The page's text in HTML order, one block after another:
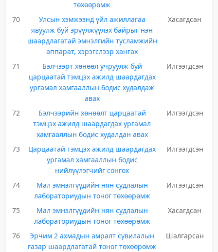
төхөөрөмж
70
Улсын хэмжээнд үйл ажиллагаа
явуулж буй эрүүлжүүлэх байрыг нэн
шаардлагатай эмнэлгийн тусламжийн
аппарат, хэрэгслээр хангах
Хасагдсан
71
Бэлчээрт хөнөөл учруулж буй
царцаатай тэмцэх ажилд шаардагдах
ургамал хамгааллын бодис худалдаж
авах
Илгээгдсэн
72
Бэлчээрийн хөнөөлт царцаатай
тэмцэх ажилд шаардагдах ургамал
хамгааллын бодис худалдан авах
Илгээгдсэн
73
Царцаатай тэмцэх ажилд шаардагдах
ургамал хамгааллын бодис
нийлүүлэгчийг сонгох
Илгээгдсэн
74
Мал эмнэлгүүдийн нян судлалын
лабораториудын тоног төхөөрөмж
Илгээгдсэн
75
Мал эмнэлгүүдийн нян судлалын
лабораториудын тоног төхөөрөмж
Хасагдсан
76
Эрчим 2 ахмадын амралт сувилалын
газар шаардлагатай тоног төхөөрөмж
Шалгарсан